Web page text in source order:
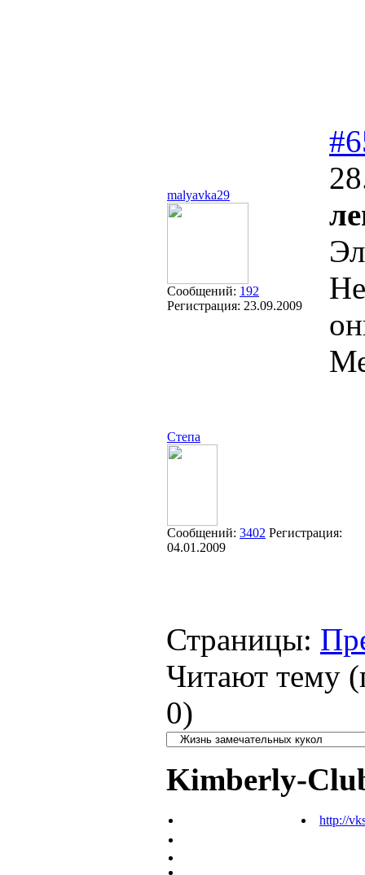
malyavka29
Сообщений: 192
Регистрация: 23.09.2009
Степа
Сообщений: 3402 Регистрация:
04.01.2009
Страницы:
Читают тему
0)
Kimberly-
http://